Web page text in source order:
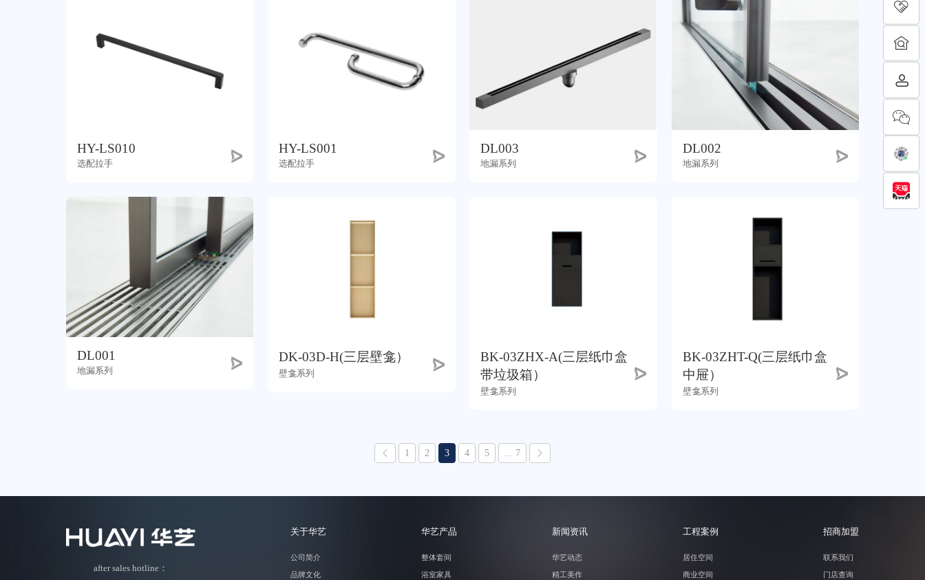
HY-LS010
选配拉手
HY-LS001
选配拉手
DL003
地漏系列
DL002
地漏系列
DL001
地漏系列
DK-03D-H(三层壁龛）
壁龛系列
BK-03ZHX-A(三层纸巾盒
带垃圾箱）
壁龛系列
BK-03ZHT-Q(三层纸巾盒
中屉）
壁龛系列
1 2 3 4 5 ... 7
after sales hotline：
关于华艺
公司简介
品牌文化
华艺产品
整体套间
浴室家具
新闻资讯
华艺动态
精工美作
工程案例
居住空间
商业空间
招商加盟
联系我们
门店查询